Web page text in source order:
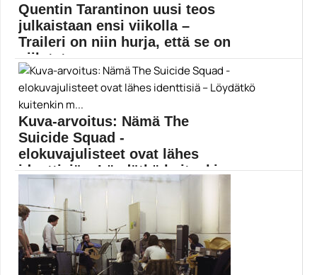
Quentin Tarantinon uusi teos
julkaistaan ensi viikolla –
Traileri on niin hurja, että se on
piilotet...
Quentin Tarantinon uran ensimmäinen romaani
saapuu Suomessakin kirjakauppoihin...
Elokuvauutiset
Kuva-arvoitus: Nämä The
Suicide Squad -
elokuvajulisteet ovat lähes
identtisiä – Löydätkö kuitenkin
James Gunnin ohjaamasta The Suicide Squad -
elokuvasta paljastettiin...
DC Fandome